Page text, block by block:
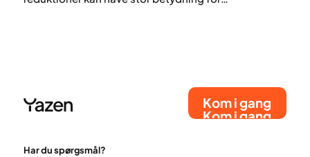
Kom i gang
Kom i gang
Har du spørgsmål?